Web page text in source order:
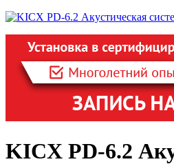
KICX PD-6.2